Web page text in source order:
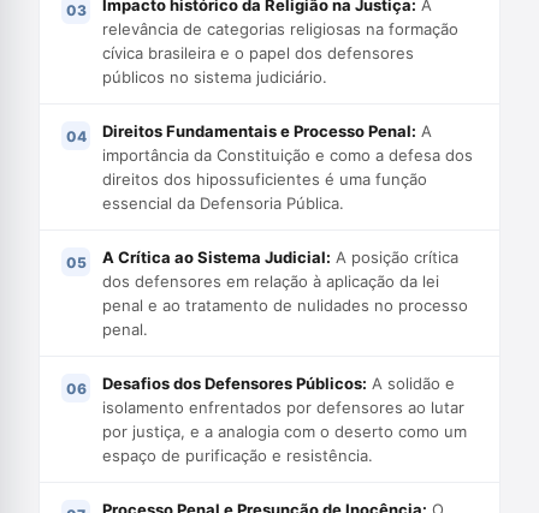
Impacto histórico da Religião na Justiça: A
relevância de categorias religiosas na formação
cívica brasileira e o papel dos defensores
públicos no sistema judiciário.
Direitos Fundamentais e Processo Penal: A
importância da Constituição e como a defesa dos
direitos dos hipossuficientes é uma função
essencial da Defensoria Pública.
A Crítica ao Sistema Judicial: A posição crítica
dos defensores em relação à aplicação da lei
penal e ao tratamento de nulidades no processo
penal.
Desafios dos Defensores Públicos: A solidão e
isolamento enfrentados por defensores ao lutar
por justiça, e a analogia com o deserto como um
espaço de purificação e resistência.